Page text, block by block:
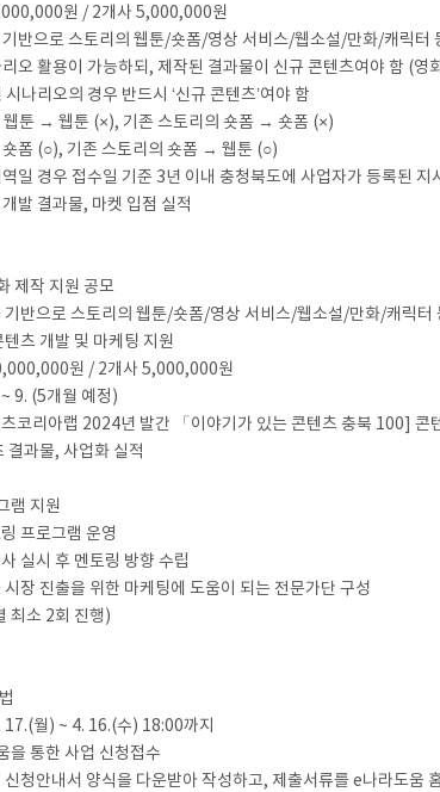
원 / 2개사 5,000,000원
반으로 스토리의 웹툰/숏폼/영상 서비스/웹소설/만화/캐릭
오 활용이 가능하되, 제작된 결과물이 신규 콘텐츠여야 함 (영
나리오의 경우 반드시 ‘신규 콘텐츠’여야 함
웹툰 → 웹툰 (×), 기존 스토리의 숏폼 → 숏폼 (×)
폼 (○), 기존 스토리의 숏폼 → 웹툰 (○)
일 경우 접수일 기준 3년 이내 충청북도에 사업자가 등록된
발 결과물, 마켓 입점 실적
제작 지원 공모
기반으로 스토리의 웹툰/숏폼/영상 서비스/웹소설/만화/캐릭
츠 개발 및 마케팅 지원
원 / 2개사 5,000,000원
9. (5개월 예정)
코리아랩 2024년 발간 「이야기가 있는 콘텐츠 충북 100]
결과물, 사업화 실적
램 지원
프로그램 운영
실시 후 멘토링 방향 수립
장 진출을 위한 마케팅에 도움이 되는 전문가단 구성
최소 2회 진행)
17.(월) ~ 4. 16.(수) 18:00까지
을 통한 사업 신청접수
신청안내서 양식을 다운받아 작성하고, 제출서류를 e나라도